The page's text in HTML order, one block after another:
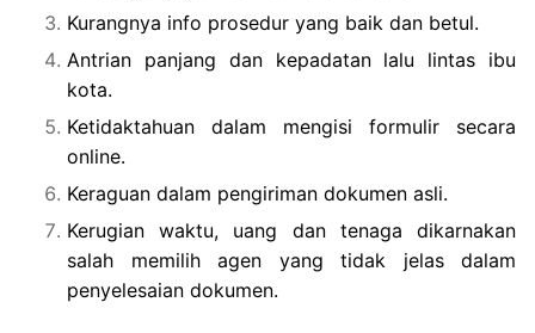
Kurangnya info prosedur yang baik dan betul.
Antrian panjang dan kepadatan lalu lintas ibu
kota.
Ketidaktahuan dalam mengisi formulir secara
online.
Keraguan dalam pengiriman dokumen asli.
Kerugian waktu, uang dan tenaga dikarnakan
salah memilih agen yang tidak jelas dalam
penyelesaian dokumen.